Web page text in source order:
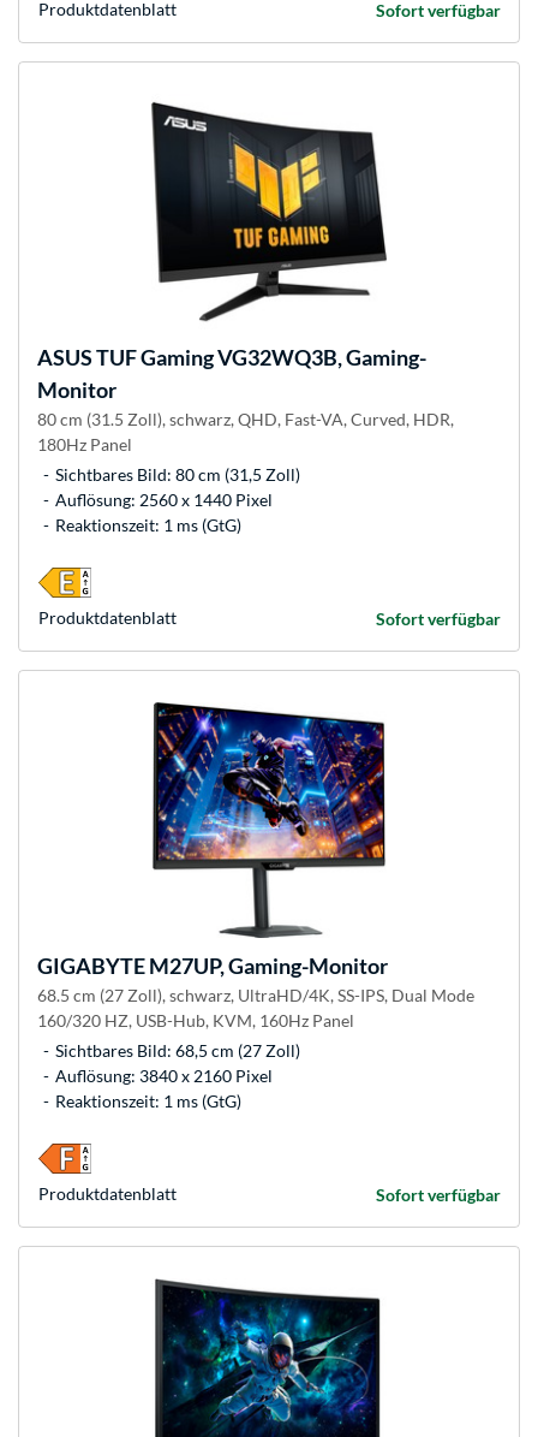
Sofort verfügbar
Produkt­datenblatt
ASUSTUF Gaming VG32WQ3B, Gaming-
Monitor
80 cm (31.5 Zoll), schwarz, QHD, Fast-VA, Curved, HDR,
180Hz Panel
Sichtbares Bild: 80 cm (31,5 Zoll)
Auflösung: 2560 x 1440 Pixel
Reaktionszeit: 1 ms (GtG)
Sofort verfügbar
Produkt­datenblatt
GIGABYTEM27UP, Gaming-Monitor
68.5 cm (27 Zoll), schwarz, UltraHD/4K, SS-IPS, Dual Mode
160/320 HZ, USB-Hub, KVM, 160Hz Panel
Sichtbares Bild: 68,5 cm (27 Zoll)
Auflösung: 3840 x 2160 Pixel
Reaktionszeit: 1 ms (GtG)
Sofort verfügbar
Produkt­datenblatt